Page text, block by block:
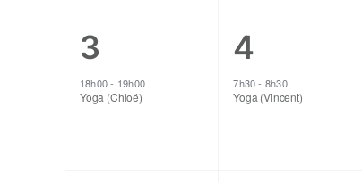
1
évènement,
3
18h00- 19h00
Yoga (Chloé)
1
4
7h30- 8h30
Yoga (Vincent)